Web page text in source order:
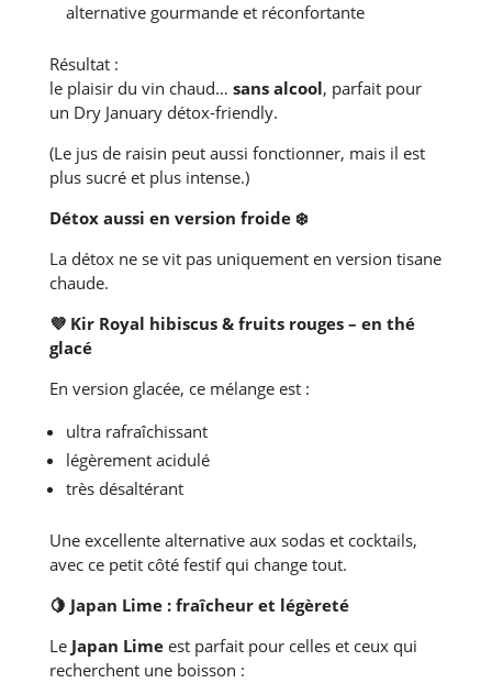
alternative gourmande et réconfortante
Résultat :
le plaisir du vin chaud… sans alcool, parfait pour
un Dry January détox-friendly.
(Le jus de raisin peut aussi fonctionner, mais il est
plus sucré et plus intense.)
Détox aussi en version froide ❄️
La détox ne se vit pas uniquement en version tisane
chaude.
💜Kir Royal hibiscus & fruits rouges – en thé
glacé
En version glacée, ce mélange est :
ultra rafraîchissant
légèrement acidulé
très désaltérant
Une excellente alternative aux sodas et cocktails,
avec ce petit côté festif qui change tout.
🍋 Japan Lime : fraîcheur et légèreté
Le Japan Limeest parfait pour celles et ceux qui
recherchent une boisson :